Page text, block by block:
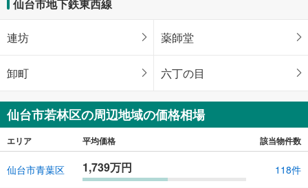
仙台市地下鉄東西線
連坊 薬師堂
卸町 六丁の目
仙台市若林区の周辺地域の価格相場
エリア 平均価格 該当物件数
仙台市青葉区 1,739万円 118件